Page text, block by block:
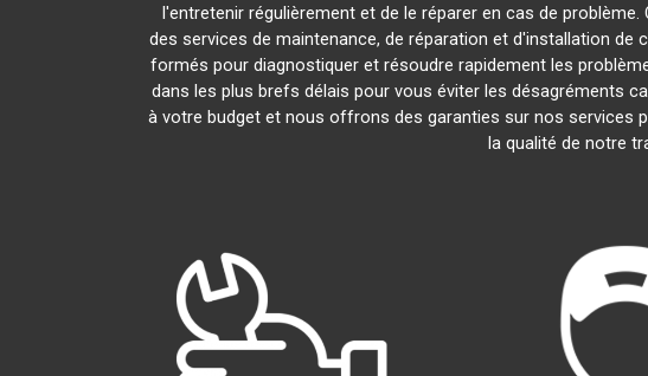
l'entretenir régulièrement et de le réparer en cas de
des services de maintenance, de réparation et d'installation de
formés pour diagnostiquer et résoudre rapidement les
dans les plus brefs délais pour vous éviter les désagréments
à votre budget et nous offrons des garanties sur nos services
la qualité de notre